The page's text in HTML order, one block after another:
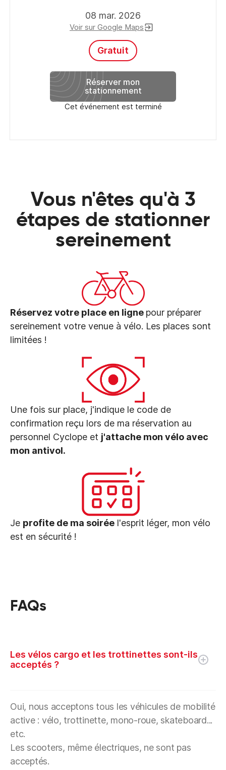
08 mar. 2026
Voir sur Google Mapsexit_to_app
Gratuit
Réserver mon
stationnement
Cet événement est terminé
Vous n'êtes qu'à 3
étapes de stationner
sereinement
Réservez votre place en ligne pour préparer
sereinement votre venue à vélo. Les places sont
limitées !
Une fois sur place, j'indique le code de
confirmation reçu lors de ma réservation au
personnel Cyclope et j'attache mon vélo avec
mon antivol.
Je profite de ma soirée l'esprit léger, mon vélo
est en sécurité !
FAQs
Les vélos cargo et les trottinettes sont-ils
acceptés ?
Oui, nous acceptons tous les véhicules de mobilité
active : vélo, trottinette, mono-roue, skateboard...
etc.
Les scooters, même électriques, ne sont pas
acceptés.